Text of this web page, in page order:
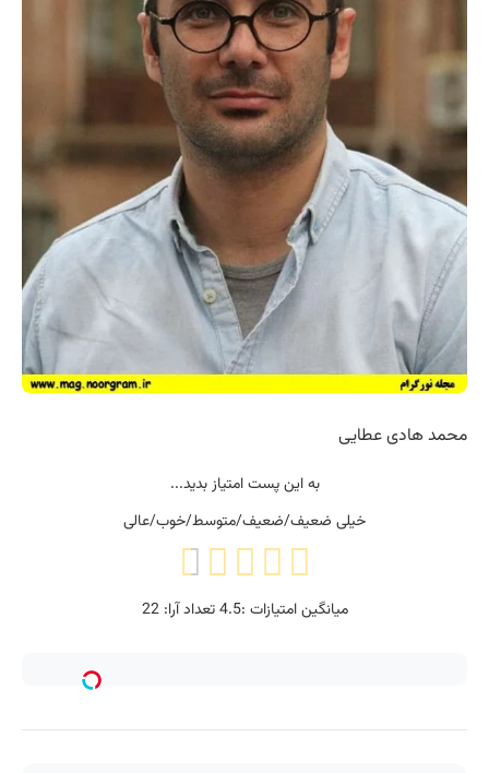
محمد هادی عطایی
به این پست امتیاز بدید...
خیلی ضعیف/ضعیف/متوسط/خوب/عالی
میانگین امتیازات :4.5تعداد آرا:22